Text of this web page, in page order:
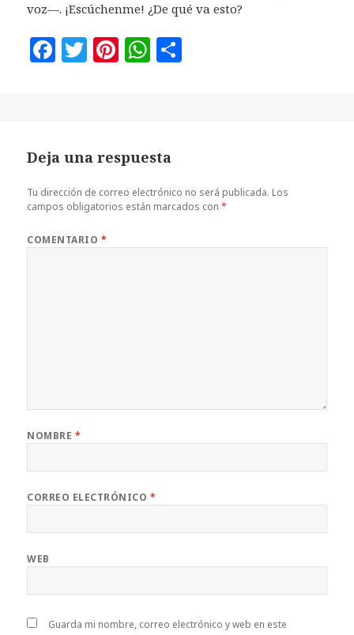
voz—. ¡Escúchenme! ¿De qué va esto?
F
b
o
T
r
Pi
es
t
W
A
p ir
Deja una respuesta
Tu dirección de correo electrónico no será publicada. Los
campos obligatorios están marcados con*
COMENTARIO *
NOMBRE *
CORREO ELECTRÓNICO *
WEB
Guarda mi nombre, correo electrónico y web en este